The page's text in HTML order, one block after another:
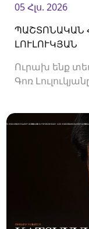
05 Հլս. 2026
ՊԱՇՏՈՆԱԿԱՆ
ԼՈՒԼՈՒԿՅԱՆ
Ուրախ ենք
Գոռ